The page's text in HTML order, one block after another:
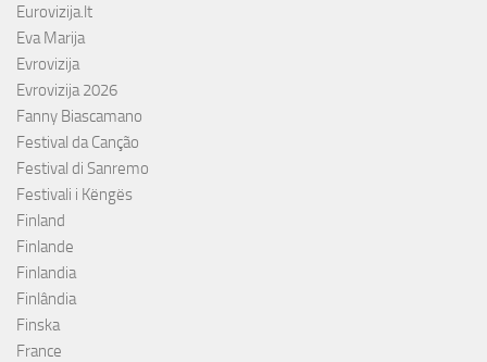
Eurovizija.lt
Eva Marija
Evrovizija
Evrovizija 2026
Fanny Biascamano
Festival da Canção
Festival di Sanremo
Festivali i Këngës
Finland
Finlande
Finlandia
Finlândia
Finska
France